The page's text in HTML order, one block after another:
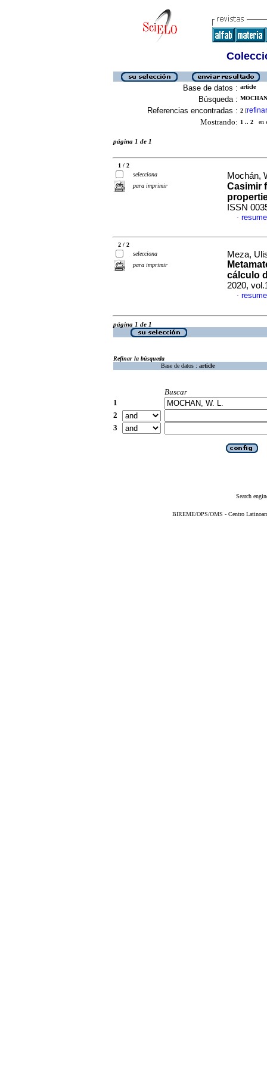
Base de datos : article
Búsqueda :
Referencias encontradas : 2 [refinar
Mostrando: 1 .. 2 en
página 1 de 1
1 / 2
selecciona
para imprimir
Mochán,
Casimir
ISSN
·
2 / 2
selecciona
para imprimir
Meza,
cálculo
2020,
·
página 1 de 1
Refinar la búsqueda
Base de datos : article
Buscar
1
2
3
Search
BIREME/OPS/OMS - Centro